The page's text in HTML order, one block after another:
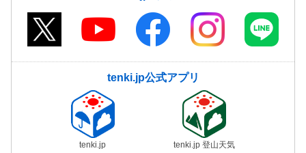
tenki.jp公式アプリ
tenki.jp tenki.jp 登山天気